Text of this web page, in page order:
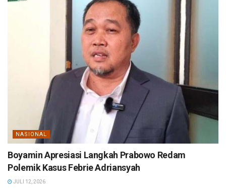
NASIONAL
Boyamin Apresiasi Langkah Prabowo Redam
Polemik Kasus Febrie Adriansyah
JULI 12, 2026